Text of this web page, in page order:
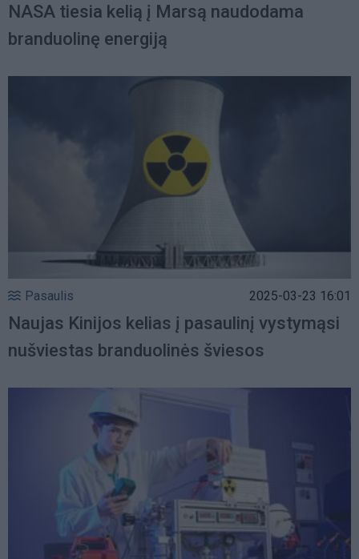
NASA tiesia kelią į Marsą naudodama
branduolinę energiją
Pasaulis 2025-03-23 16:01
Naujas Kinijos kelias į pasaulinį vystymąsi
nušviestas branduolinės šviesos